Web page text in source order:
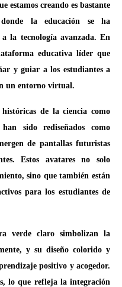
estamos creando es bastante
la educación se ha
la tecnología avanzada. En
educativa líder que
y guiar a los estudiantes a
un entorno virtual.
de la ciencia como
sido rediseñados como
de pantallas futuristas
Estos avatares no solo
sino que también están
para los estudiantes de
verde claro simbolizan la
y su diseño colorido y
positivo y acogedor.
lo que refleja la integración